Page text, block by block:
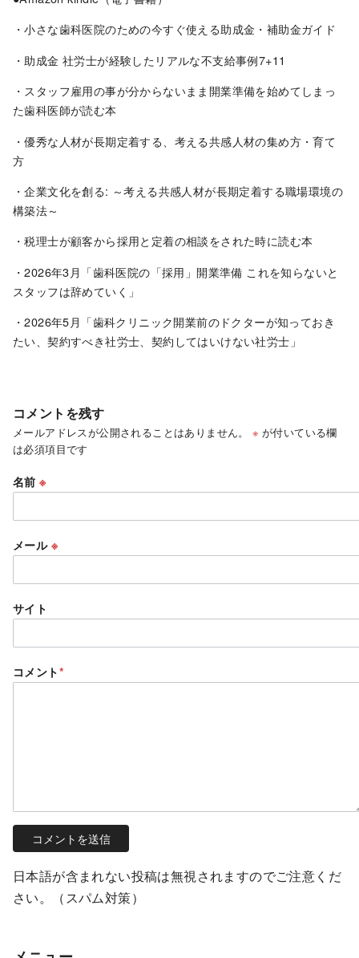
・小さな歯科医院のための今すぐ使える助成金・補助金ガイド
・助成金 社労士が経験したリアルな不支給事例7+11
・スタッフ雇用の事が分からないまま開業準備を始めてしまっ
た歯科医師が読む本
・優秀な人材が長期定着する、考える共感人材の集め方・育て
方
・企業文化を創る: ～考える共感人材が長期定着する職場環境の
構築法～
・税理士が顧客から採用と定着の相談をされた時に読む本
・2026年3月「歯科医院の「採用」開業準備 これを知らないと
スタッフは辞めていく」
・2026年5月「歯科クリニック開業前のドクターが知っておき
たい、契約すべき社労士、契約してはいけない社労士」
コメントを残す
メールアドレスが公開されることはありません。 ※ が付いている欄
は必須項目です
名前※
メール ※
サイト
コメント*
日本語が含まれない投稿は無視されますのでご注意くだ
さい。（スパム対策）